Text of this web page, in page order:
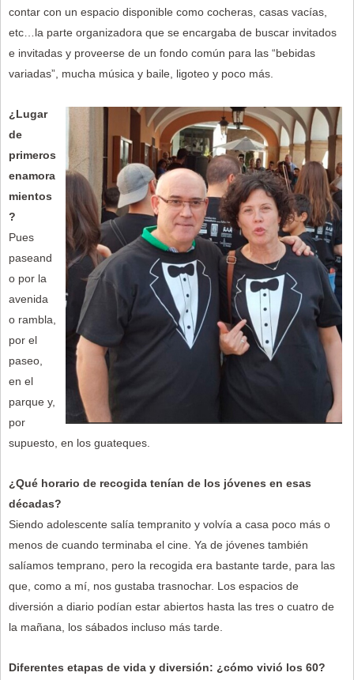
contar con un espacio disponible como cocheras, casas vacías,
etc…la parte organizadora que se encargaba de buscar invitados
e invitadas y proveerse de un fondo común para las “bebidas
variadas”, mucha música y baile, ligoteo y poco más.
¿Lugar
de
primeros
enamora
mientos
?
Pues
paseand
o por la
avenida
o rambla,
por el
paseo,
en el
parque y,
por
supuesto, en los guateques.
¿Qué horario de recogida tenían de los jóvenes en esas
décadas?
Siendo adolescente salía tempranito y volvía a casa poco más o
menos de cuando terminaba el cine. Ya de jóvenes también
salíamos temprano, pero la recogida era bastante tarde, para las
que, como a mí, nos gustaba trasnochar. Los espacios de
diversión a diario podían estar abiertos hasta las tres o cuatro de
la mañana, los sábados incluso más tarde.
Diferentes etapas de vida y diversión: ¿cómo vivió los 60?